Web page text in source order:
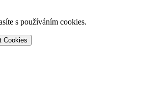
s používáním cookies.
Cookies